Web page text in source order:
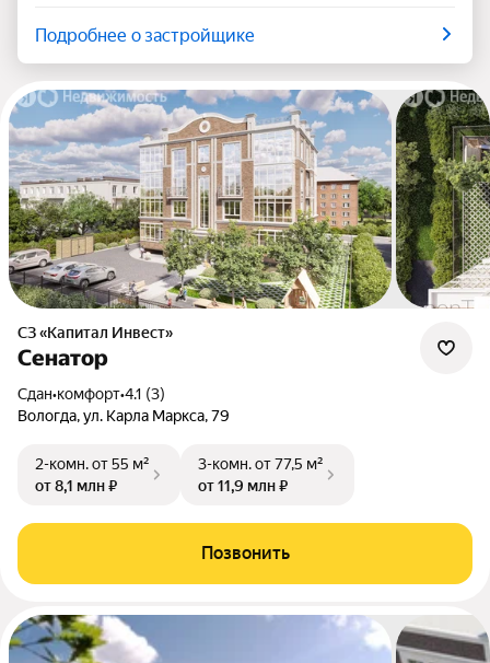
Подробнее о застройщике
СЗ «Капитал Инвест»
Сенатор
Сдан•комфорт•4.1 (3)
Вологда, ул. Карла Маркса, 79
2-комн.от 55 м²
от 8,1 млн ₽
3-комн.от 77,5 м²
от 11,9 млн ₽
Позвонить